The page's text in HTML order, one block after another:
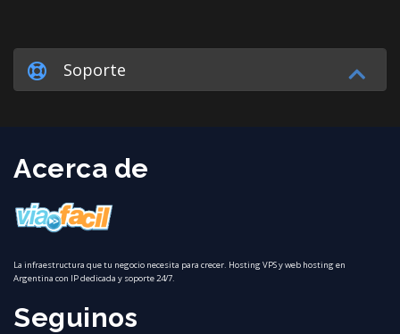
Soporte
Acerca de
La infraestructura que tu negocio necesita para crecer. Hosting VPS y web hosting en
Argentina con IP dedicada y soporte 24/7.
Seguinos